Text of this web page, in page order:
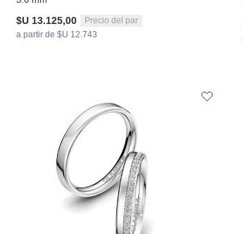
$U 13.125,00
Precio del par
a partir de $U 12.743